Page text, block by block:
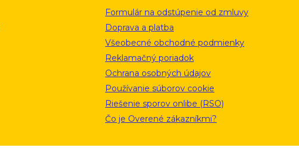
Formulár na odstúpenie od zmluvy
Doprava a platba
Všeobecné obchodné podmienky
Reklamačný poriadok
Ochrana osobných údajov
Používanie súborov cookie
Riešenie sporov onlibe (RSO)
Čo je Overené zákazníkmi?